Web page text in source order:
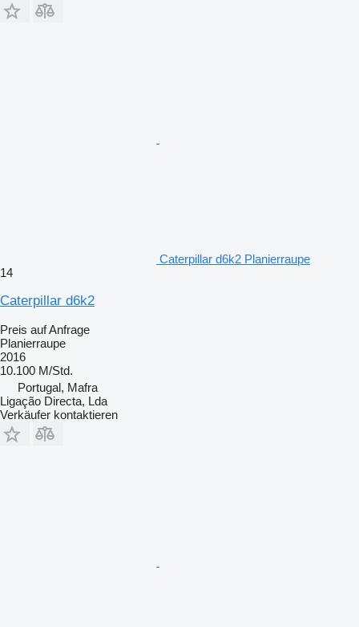
Caterpillar d6k2 Planierraupe
14
Caterpillar d6k2
Preis auf Anfrage
Planierraupe
2016
10.100 M/Std.
Portugal, Mafra
Ligação Directa, Lda
Verkäufer kontaktieren